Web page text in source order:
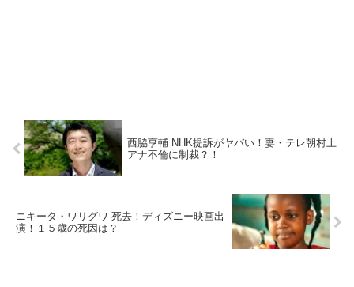
西脇亨輔 NHK提訴がヤバい！妻・テレ朝村上
アナ不倫に制裁？！
ニキータ・ワリグワ 死去！ディズニー映画出
演！１５歳の死因は？